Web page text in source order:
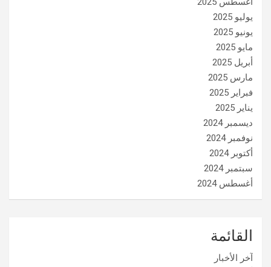
يوليو 2025
يونيو 2025
مايو 2025
أبريل 2025
مارس 2025
فبراير 2025
يناير 2025
ديسمبر 2024
نوفمبر 2024
أكتوبر 2024
سبتمبر 2024
أغسطس 2024
القائمة
آخر الأخبار